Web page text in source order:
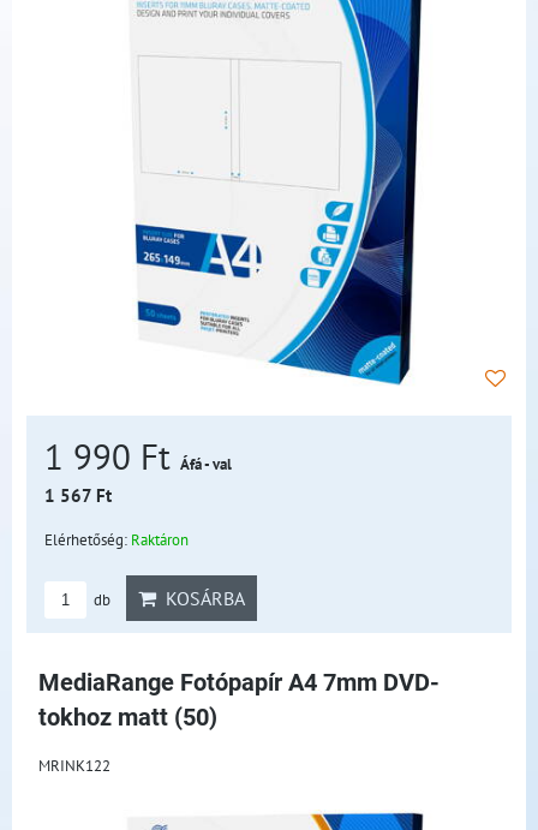
1 990 Ft Áfá - val
1 567 Ft
Elérhetőség: Raktáron
db KOSÁRBA
MediaRange Fotópapír A4 7mm DVD-
tokhoz matt (50)
MRINK122